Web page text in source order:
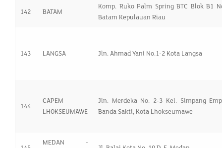
142 BATAM
Komp. Ruko Palm Spring BTC Blok B1
Batam Kepulauan Riau
143 LANGSA Jln. Ahmad Yani No.1-2 Kota Langsa
144
CAPEM
LHOKSEUMAWE
Jln. Merdeka No. 2-3 Kel. Simpang
Banda Sakti, Kota Lhokseumawe
MEDAN -